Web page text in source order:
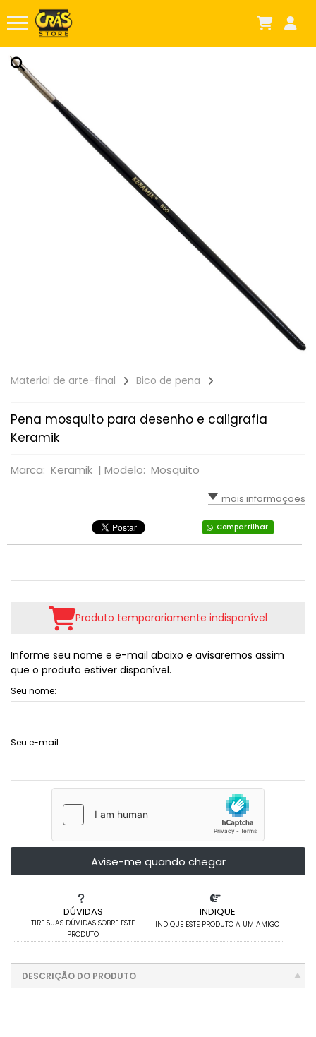
Material de arte-final Bico de pena
Pena mosquito para desenho e caligrafia
Keramik
Marca: Keramik | Modelo: Mosquito
mais informações
Compartilhar
DÚVIDAS
TIRE SUAS DÚVIDAS SOBRE ESTE
PRODUTO
INDIQUE
INDIQUE ESTE PRODUTO A UM AMIGO
Produto temporariamente indisponível
Informe seu nome e e-mail abaixo e avisaremos assim
que o produto estiver disponível.
Seu nome:
Seu e-mail:
Avise-me quando chegar
DESCRIÇÃO DO PRODUTO